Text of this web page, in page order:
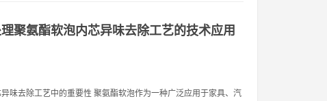
聚氨酯软泡内芯异味去除工艺的技术应用
味去除工艺中的重要性 聚氨酯软泡作为一种广泛应用于家具、汽